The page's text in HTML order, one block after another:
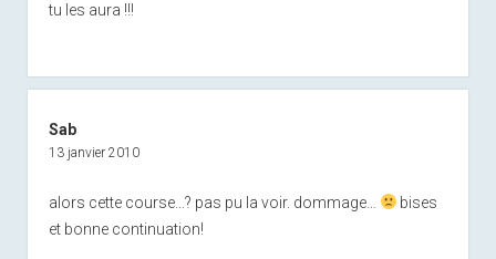
tu les aura !!!
Sab
13 janvier 2010
alors cette course…? pas pu la voir. dommage…
bises
et bonne continuation!